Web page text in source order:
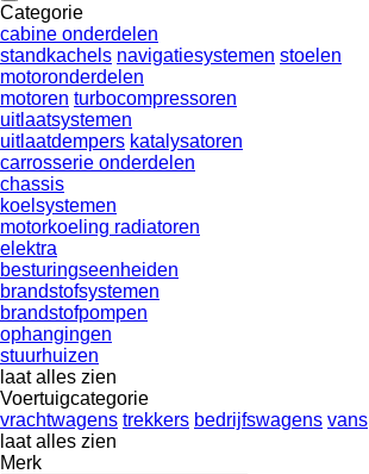
Categorie
cabine onderdelen
standkachels navigatiesystemen stoelen
motoronderdelen
motoren turbocompressoren
uitlaatsystemen
uitlaatdempers katalysatoren
carrosserie onderdelen
chassis
koelsystemen
motorkoeling radiatoren
elektra
besturingseenheiden
brandstofsystemen
brandstofpompen
ophangingen
stuurhuizen
laat alles zien
Voertuigcategorie
vrachtwagens trekkers bedrijfswagens vans
laat alles zien
Merk